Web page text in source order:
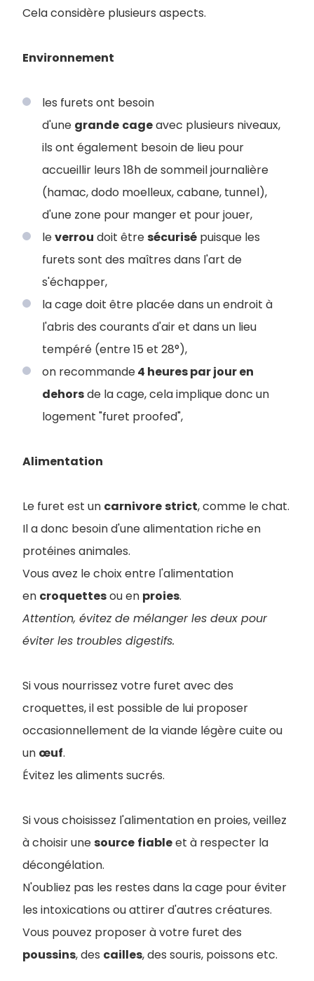
Cela considère plusieurs aspects.
Environnement
les furets ont besoin
d'une grande cageavec plusieurs niveaux,
ils ont également besoin de lieu pour
accueillir leurs 18h de sommeil journalière
(hamac, dodo moelleux, cabane, tunnel),
d'une zone pour manger et pour jouer,
leverrou doit êtresécurisé puisque les
furets sont des maîtres dans l'art de
s'échapper,
la cage doit être placée dans un endroit à
l'abris des courants d'air et dans un lieu
tempéré (entre 15 et 28°),
on recommande4 heures par jour en
dehorsde la cage, cela implique donc un
logement "furet proofed",
Alimentation
Le furet est un carnivorestrict, comme le chat.
Il a donc besoin d'une alimentation riche en
protéines animales.
Vous avez le choix entre l'alimentation
en croquettesou en proies.
Attention, évitez de mélanger les deux pour
éviter les troubles digestifs.
Si vous nourrissez votre furet avec des
croquettes, il est possible de lui proposer
occasionnellement de la viande légère cuite ou
un œuf.
Évitez les aliments sucrés.
Si vous choisissez l'alimentation en proies, veillez
à choisir unesource fiableet à respecter la
décongélation.
N'oubliez pas les restes dans la cage pour éviter
les intoxications ou attirer d'autres créatures.
Vous pouvez proposer à votre furet des
poussins, des cailles, des souris, poissons etc.